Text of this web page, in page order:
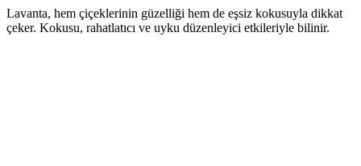
Lavanta, hem çiçeklerinin güzelliği hem de eşsiz kokusuyla dikkat
çeker. Kokusu, rahatlatıcı ve uyku düzenleyici etkileriyle bilinir.